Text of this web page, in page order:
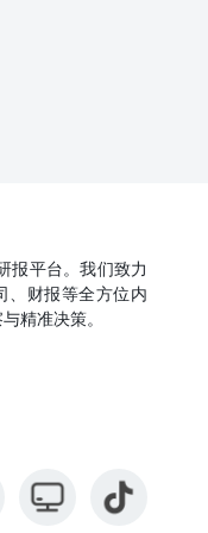
轻重价差、夏季EOS市场
息来源的准确性和完整
参考，不构成对您的任
承担任何责任。我司在为
所有研究分析报告、行
或部分信息中断、延迟
报平台。我们致力
、财报等全方位内
精准决策。